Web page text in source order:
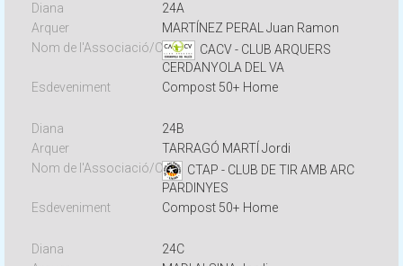
24A
MARTÍNEZ PERAL Juan Ramon
CACV - CLUB ARQUERS
CERDANYOLA DEL VA
Compost 50+ Home
24B
TARRAGÓ MARTÍ Jordi
CTAP - CLUB DE TIR AMB ARC
PARDINYES
Compost 50+ Home
24C